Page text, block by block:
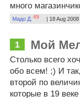
много
Мадо Д. 49 | 18 Aug 2008
1 Мой
Столько всего
обо всем! ;) И
второй по
которые в 19